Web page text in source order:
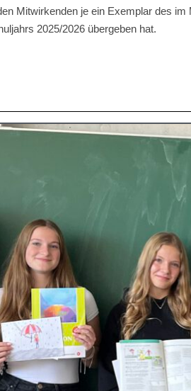
Mitwirkenden je ein Exemplar des
2025/2026 übergeben hat.